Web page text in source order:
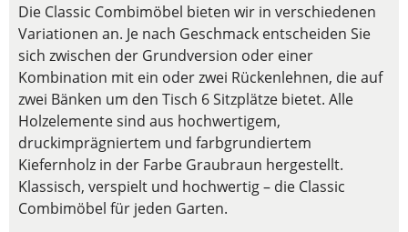
Die Classic Combimöbel bieten wir in verschiedenen
Variationen an. Je nach Geschmack entscheiden Sie
sich zwischen der Grundversion oder einer
Kombination mit ein oder zwei Rückenlehnen, die auf
zwei Bänken um den Tisch 6 Sitzplätze bietet. Alle
Holzelemente sind aus hochwertigem,
druckimprägniertem und farbgrundiertem
Kiefernholz in der Farbe Graubraun hergestellt.
Klassisch, verspielt und hochwertig – die Classic
Combimöbel für jeden Garten.